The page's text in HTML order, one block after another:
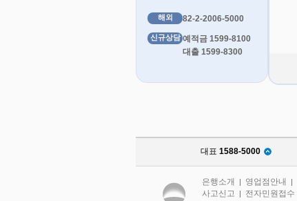
해외 82-2-2006-5000
신규상담 예적금 1599-8100
대출 1599-8300
대표 1588-5000
은행소개 | 영업점안내 |
사고신고 | 전자민원접수